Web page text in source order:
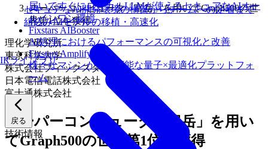
届いてすぐにローカルLLMが使えるセキュアなAIオー
ルインワン環境
Fixstars AIBooster
AI処理におけるパフォーマンスの可視化と改善
Fixstars Amplify
様々なマシンが利用可能な量子×最適化プラットフォ
ーム
戻る
技術情報
セキュアなAI開発環境の構築からチームへの定着まで
組込みAIモデルの移植・高速化
IRライブラリ
スーパーコンピュータ「富岳」を用いてGraph500の世
界第1位を獲得
理化学研究所
東京科学大学
株式会社フィックスターズ
日本電信電話株式会社
富士通株式会社
スーパーコンピュータ「富岳」を用い
てGraph500の世界第1位を獲得